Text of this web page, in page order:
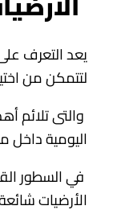
يعد التعرف
لتتمكن من
والتى تلائم
اليومية داخل
في السطور
الأرضيات